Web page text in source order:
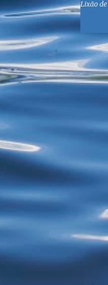
Lixão de
Fórum
do
horário
pelo
foi
do
fim de
mais
restos